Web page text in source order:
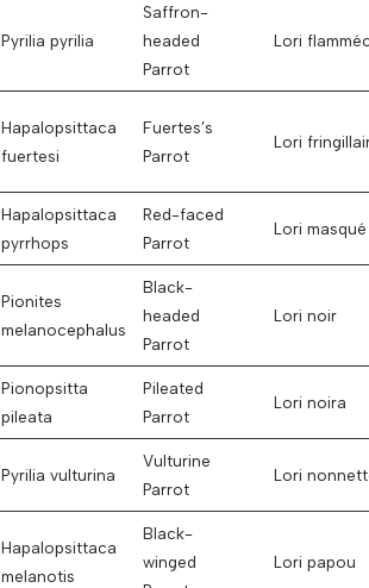
Pyrilia pyrilia
Saffron-
headed
Parrot
Lori
Hapalopsittaca
fuertesi
Fuertes’s
Parrot
Lori
Hapalopsittaca
pyrrhops
Red-faced
Parrot
Lori masqué
Pionites
melanocephalus
Black-
headed
Parrot
Lori noir
Pionopsitta
pileata
Pileated
Parrot
Lori noira
Pyrilia vulturina
Vulturine
Parrot
Lori
Hapalopsittaca
melanotis
Black-
winged
Lori papou